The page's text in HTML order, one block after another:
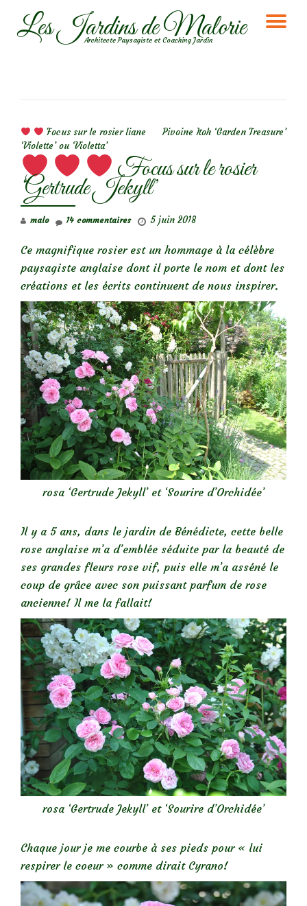
AllerLes Jardins de Malorie
Architecte Paysagiste et Coaching Jardin
Focus sur le rosier liane
‘Violette’ ou ‘Violetta’
Pivoine Itoh ‘Garden Treasure’
Focus sur le rosier
‘Gertrude Jekyll’
malo 5 juin 2018
14 commentaires
Ce magnifique rosier est un hommage à la célèbre
paysagiste anglaise dont il porte le nom et dont les
créations et les écrits continuent de nous inspirer.
rosa ‘Gertrude Jekyll’ et ‘Sourire d’Orchidée’
Il y a 5 ans, dans le jardin de Bénédicte, cette belle
rose anglaise m’a d’emblée séduite par la beauté de
ses grandes fleurs rose vif, puis elle m’a asséné le
coup de grâce avec son puissant parfum de rose
ancienne! Il me la fallait!
rosa ‘Gertrude Jekyll’ et ‘Sourire d’Orchidée’
Chaque jour je me courbe à ses pieds pour « lui
respirer le coeur » comme dirait Cyrano!